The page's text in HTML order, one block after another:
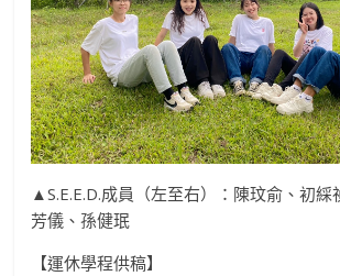
站
▲S.E.E.D.成員（左至右）：陳玟俞、初綵
芳儀、孫健珉
【運休學程供稿】